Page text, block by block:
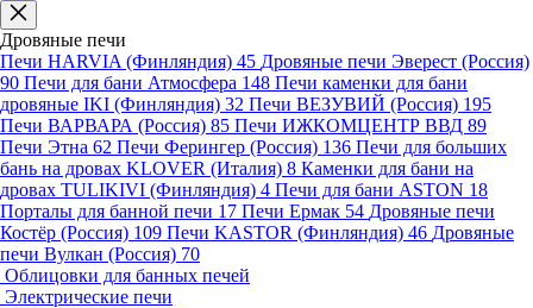
Дровяные печи
Печи HARVIA (Финляндия) 45 Дровяные печи Эверест (Россия)
90 Печи для бани Атмосфера 148 Печи каменки для бани
дровяные IKI (Финляндия) 32 Печи ВЕЗУВИЙ (Россия) 195
Печи ВАРВАРА (Россия) 85 Печи ИЖКОМЦЕНТР ВВД 89
Печи Этна 62 Печи Ферингер (Россия) 136 Печи для больших
бань на дровах KLOVER (Италия) 8 Каменки для бани на
дровах TULIKIVI (Финляндия) 4 Печи для бани ASTON 18
Порталы для банной печи 17 Печи Ермак 54 Дровяные печи
Костёр (Россия) 109 Печи KASTOR (Финляндия) 46 Дровяные
печи Вулкан (Россия) 70
Облицовки для банных печей
Электрические печи